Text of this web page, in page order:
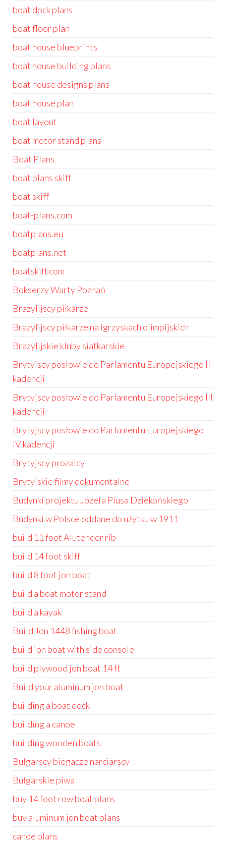
boat dock plans
boat floor plan
boat house blueprints
boat house building plans
boat house designs plans
boat house plan
boat layout
boat motor stand plans
Boat Plans
boat plans skiff
boat skiff
boat-plans.com
boatplans.eu
boatplans.net
boatskiff.com
Bokserzy Warty Poznań
Brazylijscy piłkarze
Brazylijscy piłkarze na igrzyskach olimpijskich
Brazylijskie kluby siatkarskie
Brytyjscy posłowie do Parlamentu Europejskiego II
kadencji
Brytyjscy posłowie do Parlamentu Europejskiego III
kadencji
Brytyjscy posłowie do Parlamentu Europejskiego
IV kadencji
Brytyjscy prozaicy
Brytyjskie filmy dokumentalne
Budynki projektu Józefa Piusa Dziekońskiego
Budynki w Polsce oddane do użytku w 1911
build 11 foot Alutender rib
build 14 foot skiff
build 8 foot jon boat
build a boat motor stand
build a kayak
Build Jon 1448 fishing boat
build jon boat with side console
build plywood jon boat 14 ft
Build your aluminum jon boat
building a boat dock
building a canoe
building wooden boats
Bułgarscy biegacze narciarscy
Bułgarskie piwa
buy 14 foot row boat plans
buy aluminum jon boat plans
canoe plans